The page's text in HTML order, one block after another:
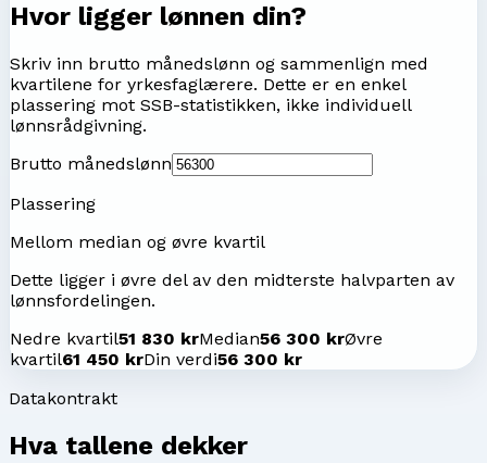
Hvor ligger lønnen din?
Skriv inn brutto månedslønn og sammenlign med
kvartilene for yrkesfaglærere. Dette er en enkel
plassering mot SSB-statistikken, ikke individuell
lønnsrådgivning.
Brutto månedslønn
Plassering
Mellom median og øvre kvartil
Dette ligger i øvre del av den midterste halvparten av
lønnsfordelingen.
Nedre kvartil51 830 krMedian56 300 krØvre
kvartil61 450 krDin verdi56 300 kr
Datakontrakt
Hva tallene dekker